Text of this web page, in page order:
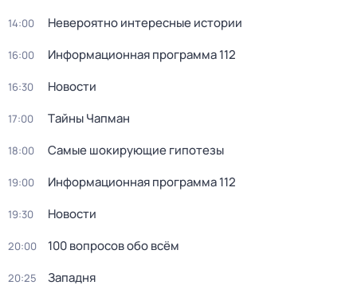
14:00 Невероятно интересные истории
16:00 Информационная программа 112
16:30 Новости
17:00 Тaйны Чапман
18:00 Самые шoкиpующие гипотезы
19:00 Информационная программа 112
19:30 Новости
20:00 100 вопросов обо всём
20:25 Западня